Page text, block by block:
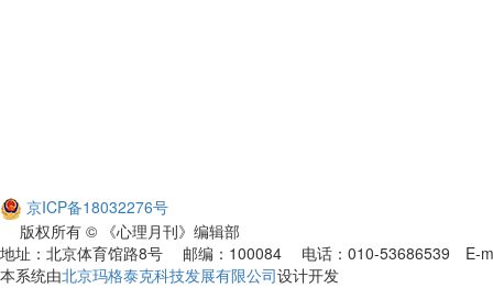
京ICP备18032276号
版权所有 © 《心理月刊》编辑部
地址：北京体育馆路8号 邮编：100084 电话：010-53686539 E-
本系统由北京玛格泰克科技发展有限公司设计开发